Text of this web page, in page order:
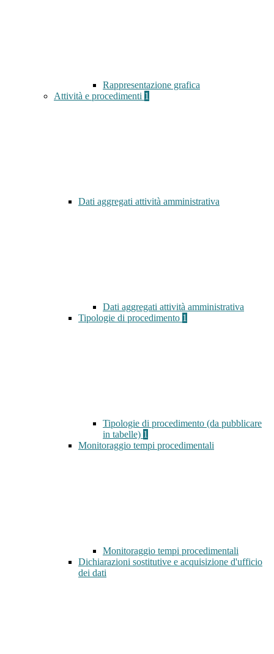
Rappresentazione grafica
Attività e procedimenti 1
Dati aggregati attività amministrativa
Dati aggregati attività amministrativa
Tipologie di procedimento 1
Tipologie di procedimento (da pubblicare
in tabelle) 1
Monitoraggio tempi procedimentali
Monitoraggio tempi procedimentali
Dichiarazioni sostitutive e acquisizione d'ufficio
dei dati